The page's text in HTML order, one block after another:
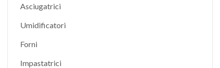
Asciugatrici
Umidificatori
Forni
Impastatrici